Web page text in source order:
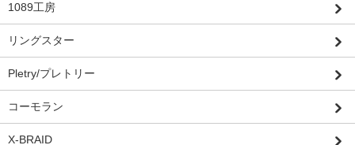
1089工房
リングスター
Pletry/プレトリー
コーモラン
X-BRAID